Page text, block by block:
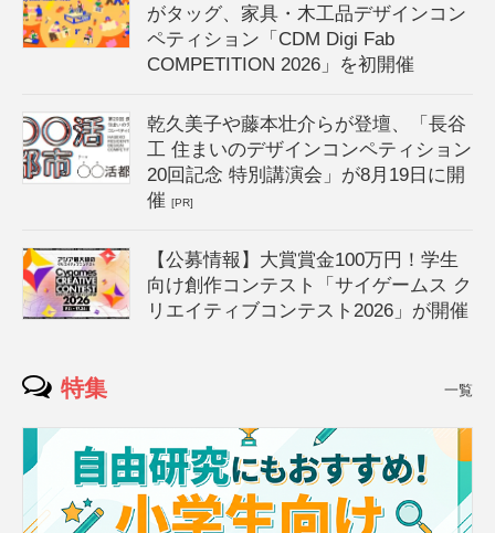
がタッグ、家具・木工品デザインコン
ペティション「CDM Digi Fab
COMPETITION 2026」を初開催
乾久美子や藤本壮介らが登壇、「長谷
工 住まいのデザインコンペティション
20回記念 特別講演会」が8月19日に開
催[PR]
【公募情報】大賞賞金100万円！学生
向け創作コンテスト「サイゲームス ク
リエイティブコンテスト2026」が開催
特集 一覧